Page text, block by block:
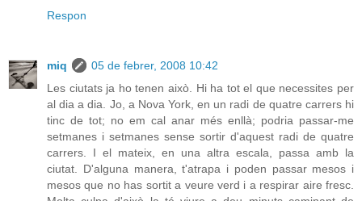
Respon
miq
05 de febrer, 2008 10:42
Les ciutats ja ho tenen això. Hi ha tot el que necessites per
al dia a dia. Jo, a Nova York, en un radi de quatre carrers hi
tinc de tot; no em cal anar més enllà; podria passar-me
setmanes i setmanes sense sortir d'aquest radi de quatre
carrers. I el mateix, en una altra escala, passa amb la
ciutat. D'alguna manera, t'atrapa i poden passar mesos i
mesos que no has sortit a veure verd i a respirar aire fresc.